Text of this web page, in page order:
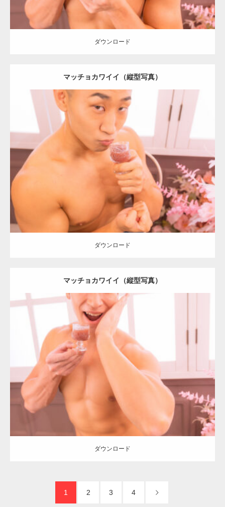
ダウンロード
マッチョカワイイ（縦型写真）
Update:2024.06.2
Category: 「大人の夜の別腹」とマッチョ オレンジの人
肩
ダウンロード
マッチョカワイイ（縦型写真）
Update: 2024.06.2
Category:「大人の夜の別腹」とマッチョ オレンジの人
ダウンロード
ダウンロード
1 2 3 4
ギネス世界記録…
【TV】TBS番組「ひるおび」にてマッスルプ
ラスが紹介されま…
TOKYO FMラジオ番組「ONE MORNING」
で紹介さ…